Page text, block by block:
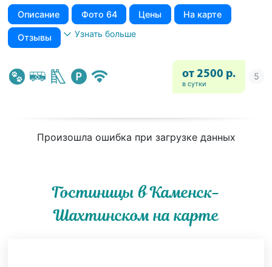
Описание Фото 64 Цены На карте
Отзывы Узнать больше
от 2500 р.
в сутки
Произошла ошибка при загрузке данных
Гостиницы в Каменск-
Шахтинском на карте